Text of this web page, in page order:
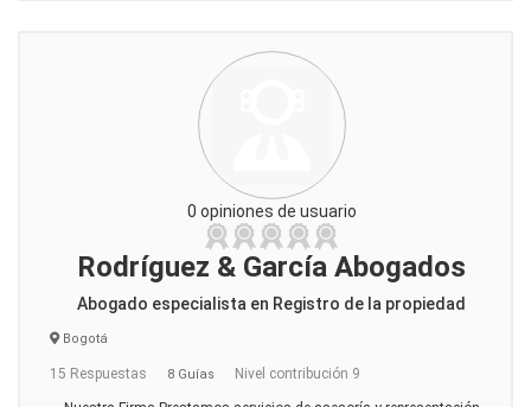
0 opiniones de usuario
Rodríguez & García Abogados
Abogado especialista en Registro de la propiedad
Bogotá
15 Respuestas 8 Guías Nivel contribución 9